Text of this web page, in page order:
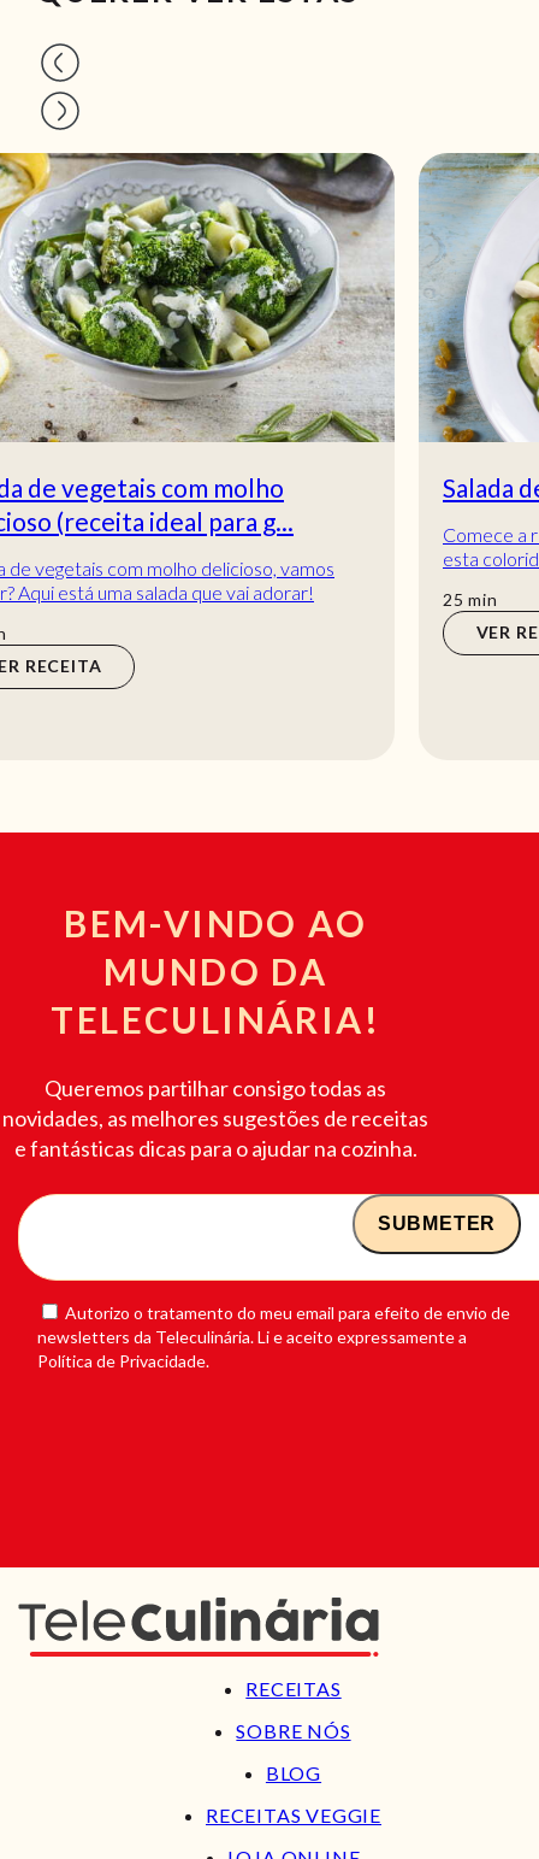
Salada de cenoura com molho de uva
Comece a refeição de forma fresca Delicie-se com
esta colorida Salada de Cenoura com molho de uva
e mel, perfeita para refrescar e adoçar o...
25min
min
BEM-VINDO AO
MUNDO DA
TELECULINÁRIA!
Queremos partilhar consigo todas as
novidades, as melhores sugestões de receitas
e fantásticas dicas para o ajudar na cozinha.
Autorizo o tratamento do meu email para efeito de envio de
newsletters da Teleculinária. Li e aceito expressamente a
Política de Privacidade.
RECEITAS
SOBRE NÓS
BLOG
RECEITAS VEGGIE